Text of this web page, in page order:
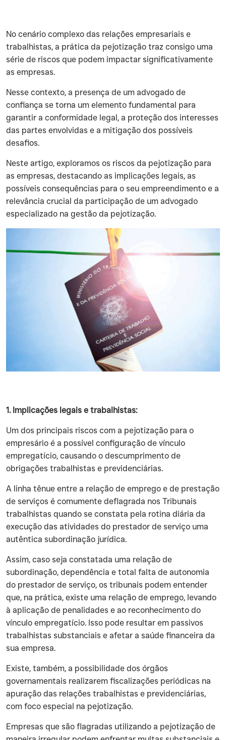
‍No cenário complexo das relações empresariais e
trabalhistas, a prática da pejotização traz consigo uma
série de riscos que podem impactar significativamente
as empresas.
‍Nesse contexto, a presença de um advogado de
confiança se torna um elemento fundamental para
garantir a conformidade legal, a proteção dos interesses
das partes envolvidas e a mitigação dos possíveis
desafios.
‍Neste artigo, exploramos os riscos da pejotização para
as empresas, destacando as implicações legais, as
possíveis consequências para o seu empreendimento e a
relevância crucial da participação de um advogado
especializado na gestão da pejotização.
1. Implicações legais e trabalhistas:
‍Um dos principais riscos com a pejotização para o
empresário é a possível configuração de vínculo
empregatício, causando o descumprimento de
obrigações trabalhistas e previdenciárias.
‍A linha tênue entre a relação de emprego e de prestação
de serviços é comumente deflagrada nos Tribunais
trabalhistas quando se constata pela rotina diária da
execução das atividades do prestador de serviço uma
autêntica subordinação jurídica.
‍Assim, caso seja constatada uma relação de
subordinação, dependência e total falta de autonomia
do prestador de serviço, os tribunais podem entender
que, na prática, existe uma relação de emprego, levando
à aplicação de penalidades e ao reconhecimento do
vínculo empregatício. Isso pode resultar em passivos
trabalhistas substanciais e afetar a saúde financeira da
sua empresa.
‍Existe, também, a possibilidade dos órgãos
governamentais realizarem fiscalizações periódicas na
apuração das relações trabalhistas e previdenciárias,
com foco especial na pejotização.
‍Empresas que são flagradas utilizando a pejotização de